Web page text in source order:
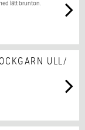
lätt brunton.
ULL/